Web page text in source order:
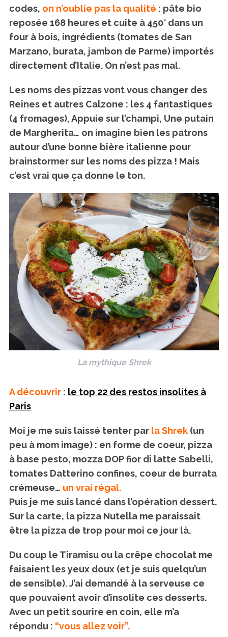
codes, on n’oublie pas la qualité : pâte bio
reposée 168 heures et cuite à 450° dans un
four à bois, ingrédients (tomates de San
Marzano, burata, jambon de Parme) importés
directement d’Italie. On n’est pas mal.
Les noms des pizzas vont vous changer des
Reines et autres Calzone : les 4 fantastiques
(4 fromages), Appuie sur l’champi, Une putain
de Margherita… on imagine bien les patrons
autour d’une bonne bière italienne pour
brainstormer sur les noms des pizza ! Mais
c’est vrai que ça donne le ton.
La mythique Shrek
A découvrir: le top 22 des restos insolites à
Paris
Moi je me suis laissé tenter parla Shrek(un
peu à mom image) : en forme de coeur, pizza
à base pesto, mozza DOP fior di latte Sabelli,
tomates Datterino confines, coeur de burrata
crémeuse… un vrai régal.
Puis je me suis lancé dans l’opération dessert.
Sur la carte, la pizza Nutella me paraissait
être la pizza de trop pour moi ce jour là.
Du coup le Tiramisu ou la crêpe chocolat me
faisaient les yeux doux (et je suis quelqu’un
de sensible). J’ai demandé à la serveuse ce
que pouvaient avoir d’insolite ces desserts.
Avec un petit sourire en coin, elle m’a
répondu : “vous allez voir”.